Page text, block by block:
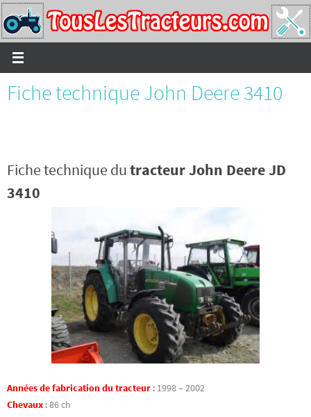
Passer
vers
le
contenu
Fiche technique John Deere 3410
Fiche technique dutracteur John Deere JD
3410
Années de fabrication du tracteur : 1998 – 2002
Chevaux :86 ch